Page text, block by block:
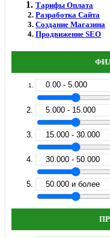
Тарифы Оплата
Разработка Сайта
Создание Магазина
Продвижение SEO
0.00 - 5.000
5.000 - 15.000
15.000 - 30.000
30.000 - 50.000
50.000 и более